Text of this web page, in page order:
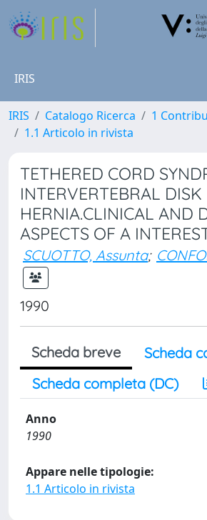
IRIS
IRIS Catalogo Ricerca
1
1.1 Articolo in rivista
TETHERED CORD
INTERVERTEBRAL DISK
HERNIA.CLINICAL AND
ASPECTS OF A
SCUOTTO, Assunta;
1990
Scheda breve
Scheda
Scheda completa (DC)
Anno
1990
Appare nelle tipologie:
1.1 Articolo in rivista